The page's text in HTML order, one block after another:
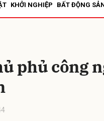
KHỞI NGHIỆP BẤT ĐỘNG
phủ công